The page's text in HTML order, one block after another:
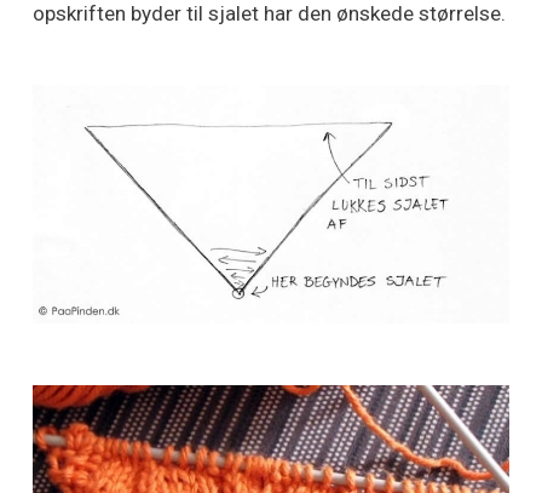
opskriften byder til sjalet har den ønskede størrelse.